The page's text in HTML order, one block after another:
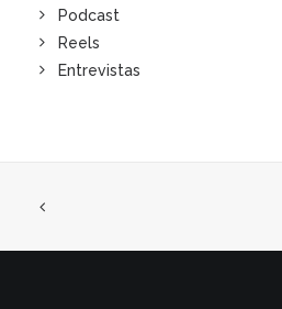
Podcast
Reels
Entrevistas